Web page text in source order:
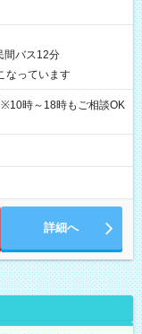
間バス12分
なっています
時～18時もご相談OK
詳細へ